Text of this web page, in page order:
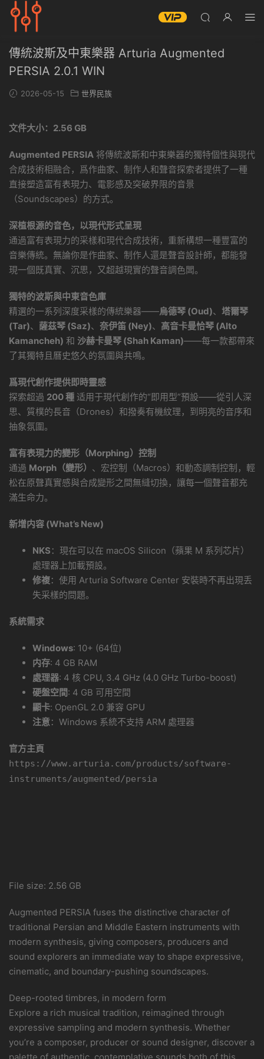
傳統波斯及中東樂器 Arturia Augmented
PERSIA 2.0.1 WIN
2026-05-15 世界民族
文件大小：2.56 GB
Augmented PERSIA 将傳統波斯和中東樂器的獨特個性與現代
合成技術相融合，爲作曲家、制作人和聲音探索者提供了一種
直接塑造富有表現力、電影感及突破界限的音景
（Soundscapes）的方式。
深植根源的音色，以現代形式呈現
通過富有表現力的采樣和現代合成技術，重新構想一種豐富的
音樂傳統。無論你是作曲家、制作人還是聲音設計師，都能發
現一個既真實、沉思，又超越現實的聲音調色闆。
獨特的波斯與中東音色庫
精選的一系列深度采樣的傳統樂器——烏德琴 (Oud)、 塔爾琴
(Tar)、 薩茲琴 (Saz)、 奈伊笛 (Ney)、 高音卡曼恰琴 (Alto
Kamancheh) 和 沙赫卡曼琴 (Shah Kaman)——每一款都帶來
了其獨特且曆史悠久的氛圍與共鳴。
爲現代創作提供即時靈感
探索超過 200 種 适用于現代創作的“即用型”預設——從引人深
思、質樸的長音（Drones）和撥奏有機紋理，到明亮的音序和
抽象氛圍。
富有表現力的變形（Morphing）控制
通過 Morph（變形） 、宏控制（Macros）和動态調制控制，輕
松在原聲真實感與合成變形之間無縫切換，讓每一個聲音都充
滿生命力。
新增内容 (What’s New)
NKS ：現在可以在 macOS Silicon（蘋果 M 系列芯片）
處理器上加載預設。
修複：使用 Arturia Software Center 安裝時不再出現丢
失采樣的問題。
系統需求
Windows: 10+ (64位)
内存: 4 GB RAM
處理器: 4 核 CPU, 3.4 GHz (4.0 GHz Turbo-boost)
硬盤空間: 4 GB 可用空間
顯卡: OpenGL 2.0 兼容 GPU
注意：Windows 系統不支持 ARM 處理器
官方主頁
https://www.arturia.com/products/software-
instruments/augmented/persia
File size: 2.56 GB
Augmented PERSIA fuses the distinctive character of
traditional Persian and Middle Eastern instruments with
modern synthesis, giving composers, producers and
sound explorers an immediate way to shape expressive,
cinematic, and boundary-pushing soundscapes.
Deep-rooted timbres, in modern form
Explore a rich musical tradition, reimagined through
expressive sampling and modern synthesis. Whether
you’re a composer, producer or sound designer, discover a